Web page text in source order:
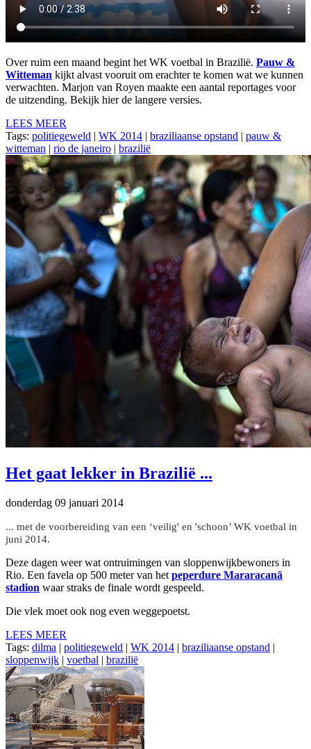
Over ruim een maand begint het WK voetbal in Brazilië. Pauw &
Witteman kijkt alvast vooruit om erachter te komen wat we kunnen
verwachten. Marjon van Royen maakte een aantal reportages voor
de uitzending. Bekijk hier de langere versies.
LEES MEER
Tags: politiegeweld | WK 2014 | braziliaanse opstand | pauw &
witteman | rio de janeiro | brazilië
Het gaat lekker in Brazilië ...
donderdag 09 januari 2014
... met de voorbereiding van een ‘veilig' en 'schoon’ WK voetbal in
juni 2014.
Deze dagen weer wat ontruimingen van sloppenwijkbewoners in
Rio. Een favela op 500 meter van het peperdure Mararacanã
stadion waar straks de finale wordt gespeeld.
Die vlek moet ook nog even weggepoetst.
LEES MEER
Tags: dilma | politiegeweld | WK 2014 | braziliaanse opstand |
sloppenwijk | voetbal | brazilië